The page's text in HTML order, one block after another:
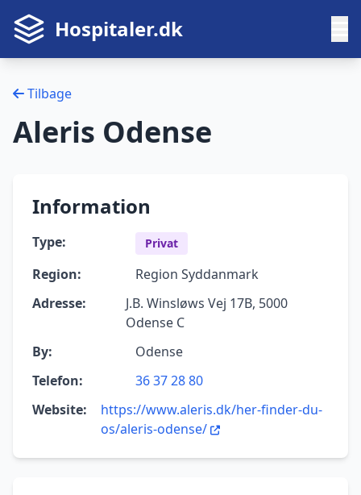
Hospitaler.dk
Tilbage
Aleris Odense
Information
Type: Privat
Region:
Region Syddanmark
Adresse:
J.B. Winsløws Vej 17B, 5000
Odense C
By:
Odense
Telefon:
36 37 28 80
Website:
https://www.aleris.dk/her-finder-du-
os/aleris-odense/